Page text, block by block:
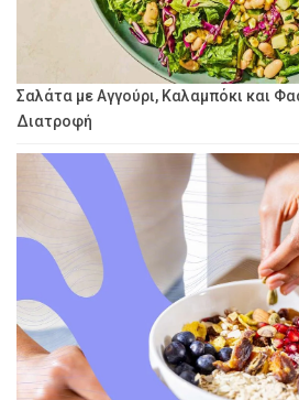
Σαλάτα με Αγγούρι, Καλαμπόκι και
Διατροφή